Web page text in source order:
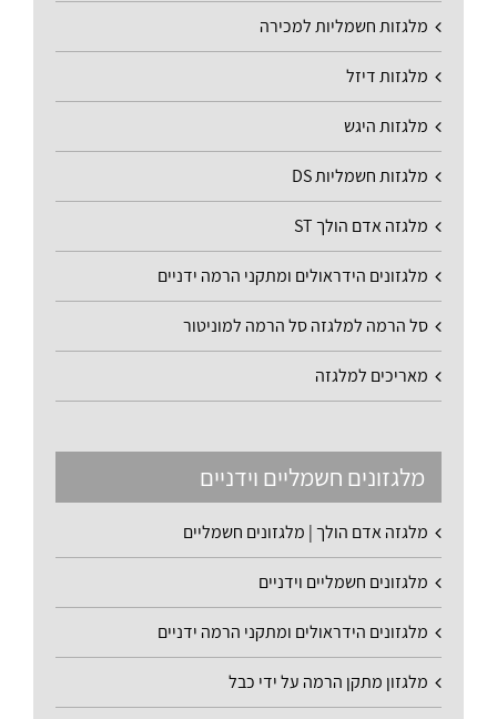
מלגזות חשמליות למכירה
מלגזות דיזל
מלגזות היגש
מלגזות חשמליות DS
מלגזה אדם הולך ST
מלגזונים הידראולים ומתקני הרמה ידניים
סל הרמה למלגזה סל הרמה למוניטור
מאריכים למלגזה
מלגזונים חשמליים וידניים
מלגזה אדם הולך | מלגזונים חשמליים
מלגזונים חשמליים וידניים
מלגזונים הידראולים ומתקני הרמה ידניים
מלגזון מתקן הרמה על ידי כבל